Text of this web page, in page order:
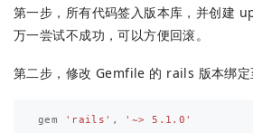
第一步，所有代码签入版本库，并创建
万一尝试不成功，可以方便回滚。
第二步，修改 Gemfile 的 rails 版本绑
gem 'rails' , '~> 5.1.0'